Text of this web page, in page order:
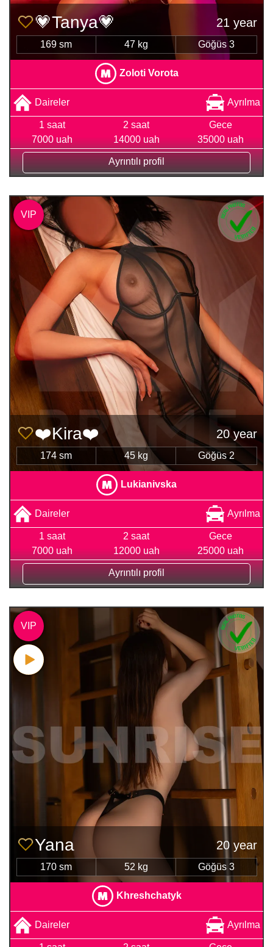
💗Tanya💗 21 year
169 sm 47 kg Göğüs 3
Zoloti Vorota
Daireler Ayrılma
1 saat
7000 uah
2 saat
14000 uah
Gece
35000 uah
Ayrıntılı profil
❤️Kira❤️ 20 year
174 sm 45 kg Göğüs 2
Lukianivska
Daireler Ayrılma
1 saat
7000 uah
2 saat
12000 uah
Gece
25000 uah
Ayrıntılı profil
VIP
Yana 20 year
170 sm 52 kg Göğüs 3
Khreshchatyk
Daireler Ayrılma
VIP